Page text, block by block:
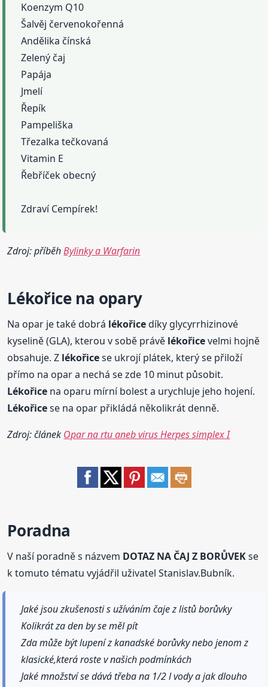
Koenzym Q10
Šalvěj červenokořenná
Andělika čínská
Zelený čaj
Papája
Jmelí
Řepík
Pampeliška
Třezalka tečkovaná
Vitamin E
Řebříček obecný
Zdraví Cempírek!
Zdroj: příběhBylinky a Warfarin
Lékořicena opary
Na opar je také dobrá lékořicedíky glycyrrhizinové
kyselině (GLA), kterou v sobě právě lékořicevelmi hojně
obsahuje. Z lékořicese ukrojí plátek, který se přiloží
přímo na opar a nechá se zde 10 minut působit.
Lékořice na oparu mírní bolest a urychluje jeho hojení.
Lékořicese na opar přikládá několikrát denně.
Zdroj: článek Opar na rtu aneb virus Herpes simplex I
Poradna
V naší poradně s názvem DOTAZ NA ČAJ Z BORŮVEKse
k tomuto tématu vyjádřil uživatel Stanislav.Bubník.
Jaké jsou zkušenosti s užíváním čaje z listů borůvky
Kolikrát za den by se měl pít
Zda může být lupení z kanadské borůvky nebo jenom z
klasické,která roste v našich podmínkách
Jaké množství se dává třeba na 1/2 l vody a jak dlouho